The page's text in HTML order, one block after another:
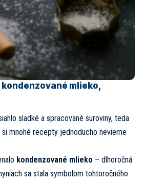
mlieko,
sladké a spracované suroviny, teda
mnohé recepty jednoducho nevieme
kondenzované mlieko – dlhoročná
sa stala symbolom tohtoročného